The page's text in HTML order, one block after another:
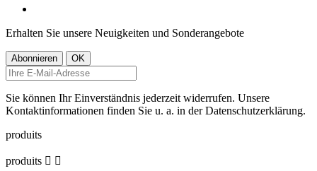
Erhalten Sie unsere Neuigkeiten und Sonderangebote
Sie können Ihr Einverständnis jederzeit widerrufen. Unsere
Kontaktinformationen finden Sie u. a. in der Datenschutzerklärung.
produits
produits  